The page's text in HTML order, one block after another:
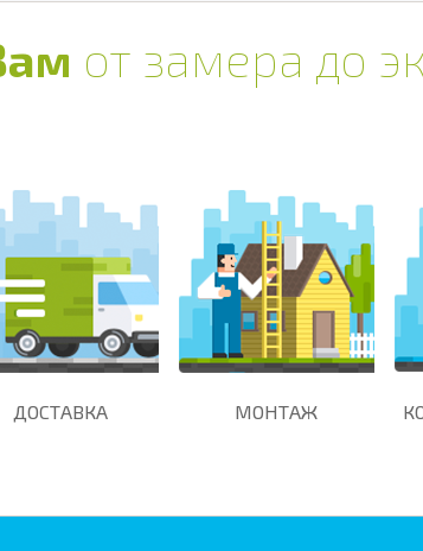
от замера до
ДОСТАВКА МОНТАЖ